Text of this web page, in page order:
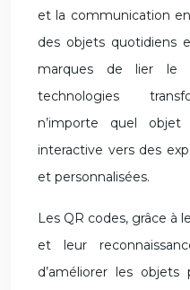
et la communication
des objets quotidiens
marques de lier le
technologies
n’importe quel
interactive vers des
et personnalisées.
Les QR codes, grâce à
et leur
d’améliorer les objets